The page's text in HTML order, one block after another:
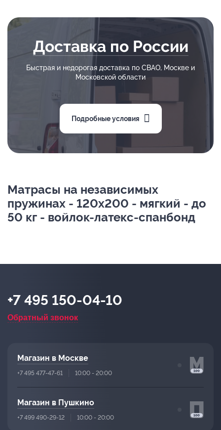
Доставка по России
Быстрая и недорогая доставка по СВАО, Москве и
Московской области
Подробные условия
Матрасы на независимых
пружинах - 120х200 - мягкий - до
50 кг - войлок-латекс-спанбонд
+7 495 150-04-10
Обратный звонок
Магазин в Москве
+7 495 477-47-61 10:00 - 20:00
Магазин в Пушкино
+7 499 490-29-12 10:00 - 20:00